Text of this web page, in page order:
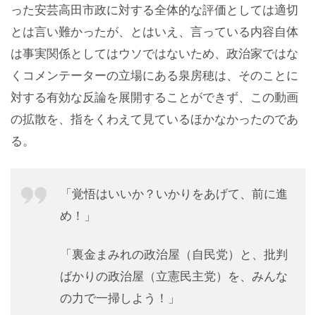
った安芸高田市政に対する全体的な評価としては適切
とは言い難かったが、とはいえ、言っている内容自体
は事実関係としてはウソではないため、政治家ではな
くコメンテーターの立場にある泉房穂は、そのことに
対する有効な反論を展開することができず、この動画
の拡散を、指をくわえて見ているほかなかったのであ
る。
「覚悟はいいか？いかりをあげて、前に進
め！」
「裏金まみれの政治屋（自民党）と、批判
ばかりの政治屋（立憲民主党）を、みんな
の力で一掃しよう！」